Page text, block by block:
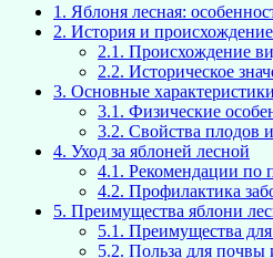
1. Яблоня лесная:
2. История и
2.1. Происхождение
2.2. Историческое
3. Основные
3.1. Физические
3.2. Свойства плодов
4. Уход за яблоней лесной
4.1. Рекомендации по
4.2. Профилактика
5. Преимущества яблони
5.1. Преимущества для
5.2. Польза для